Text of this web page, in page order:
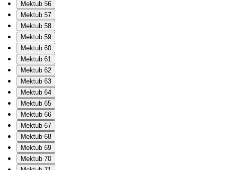
Mektub 56
Mektub 57
Mektub 58
Mektub 59
Mektub 60
Mektub 61
Mektub 62
Mektub 63
Mektub 64
Mektub 65
Mektub 66
Mektub 67
Mektub 68
Mektub 69
Mektub 70